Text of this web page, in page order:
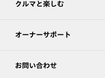
クルマと楽しむ
オーナーサポート
お問い合わせ